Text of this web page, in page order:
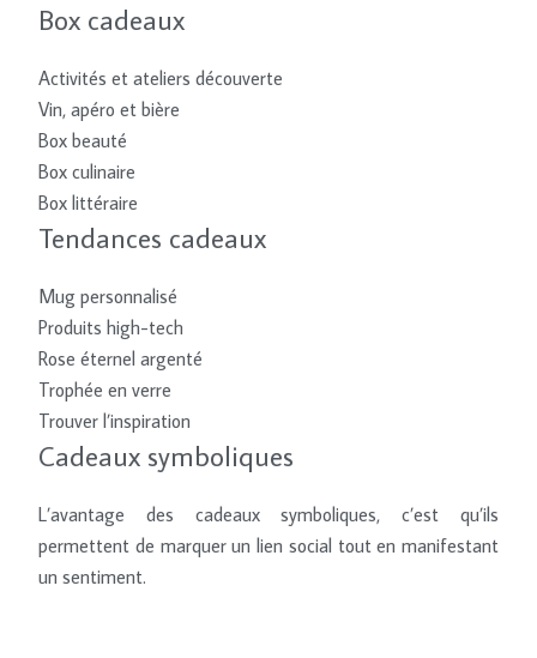
Box cadeaux
Activités et ateliers découverte
Vin, apéro et bière
Box beauté
Box culinaire
Box littéraire
Tendances cadeaux
Mug personnalisé
Produits high-tech
Rose éternel argenté
Trophée en verre
Trouver l’inspiration
Cadeaux symboliques
L’avantage des cadeaux symboliques, c’est qu’ils
permettent de marquer un lien social tout en manifestant
un sentiment.